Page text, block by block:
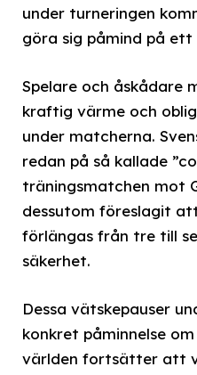
under turneringen
göra sig påmind på
Spelare och åskådare
kraftig värme och
under matcherna.
redan på så kallade
träningsmatchen mot
dessutom föreslagit
förlängas från tre till
säkerhet.
Dessa vätskepauser
konkret påminnelse
världen fortsätter att